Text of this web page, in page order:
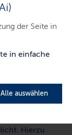
der Seite in
in einfache
Alle auswählen
an
ist es
digitalen
Hierzu